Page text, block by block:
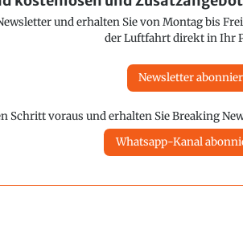
und erhalten Sie von Montag bis
der Luftfahrt direkt in Ihr
Newsletter
Schritt voraus und erhalten Sie Breaking
Whatsapp-Kanal